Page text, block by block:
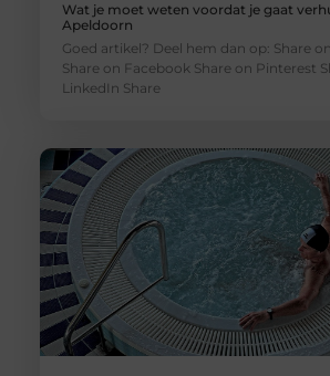
Wat je moet weten voordat je gaat
Apeldoorn
Goed artikel? Deel hem dan op: Share
Share on Facebook Share on Pinterest
LinkedIn Share